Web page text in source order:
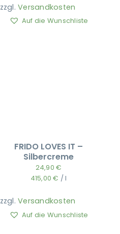
zzgl.Versandkosten
Auf die Wunschliste
FRIDO LOVES IT –
Silbercreme
24,90€
415,00€ /l
zzgl.Versandkosten
Auf die Wunschliste